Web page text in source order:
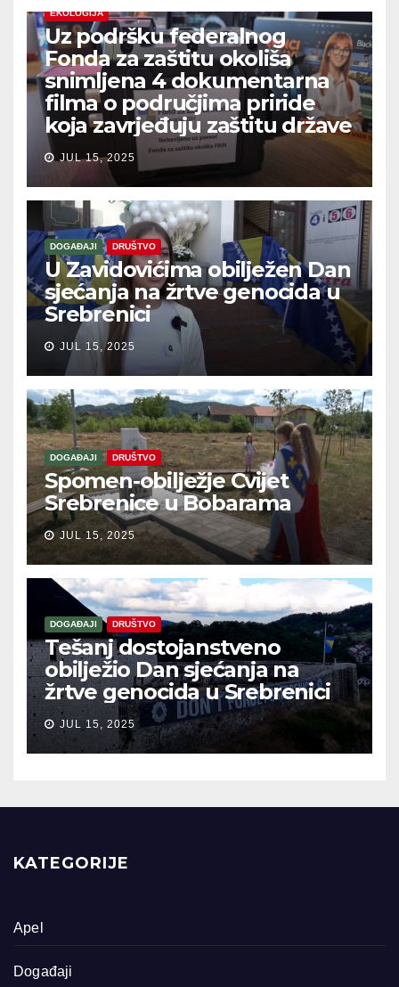
EKOLOGIJA
Uz podršku federalnog
Fonda za zaštitu okoliša
snimljena 4 dokumentarna
filma o područjima priride
koja zavrjeđuju zaštitu države
JUL 15, 2025
DOGAĐAJI DRUŠTVO
U Zavidovićima obilježen Dan
sjećanja na žrtve genocida u
Srebrenici
JUL 15, 2025
DOGAĐAJI DRUŠTVO
Spomen-obilježje Cvijet
Srebrenice u Bobarama
JUL 15, 2025
DOGAĐAJI DRUŠTVO
Tešanj dostojanstveno
obilježio Dan sjećanja na
žrtve genocida u Srebrenici
JUL 15, 2025
KATEGORIJE
Apel
Događaji